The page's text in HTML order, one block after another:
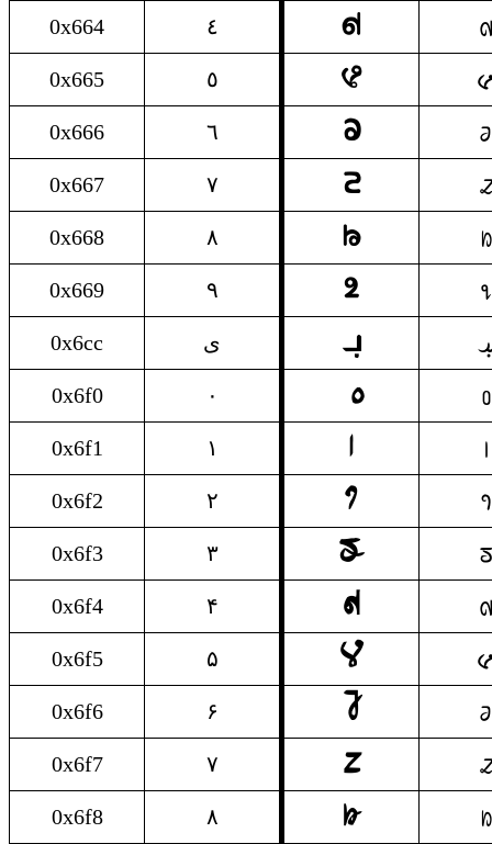
0x664 ٤ ٤
0x665 ٥ ٥
0x666 ٦ ٦ 𐴶
0x667 ٧ ٧
0x668 ٨ ٨ 𐴸
0x669 ٩ ٩ 𐴹
0x6cc ی ی
0x6f0 ۰ ۰ 𐴰
0x6f1 ۱ ۱ 𐴱
0x6f2 ۲ ۲ 𐴲
0x6f3 ۳ ۳
0x6f4 ۴ ۴
0x6f5 ۵ ۵
0x6f6 ۶ ۶ 𐴶
0x6f7 ۷ ۷
0x6f8 ۸ ۸ 𐴸